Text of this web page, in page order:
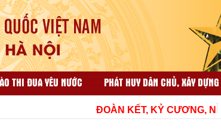
THI ĐUA YÊU NƯỚC
PHÁT HUY DÂN CHỦ, XÂY
TÁC TỔ CHỨC VÀ THI ĐUA KHEN THƯỞNG TIN TỨC
ĐOÀN KẾT, KỶ CƯƠNG,